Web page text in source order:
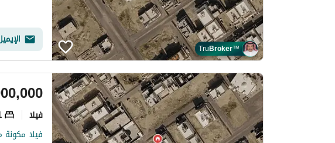
TruBroker™
فیلا
فيلا